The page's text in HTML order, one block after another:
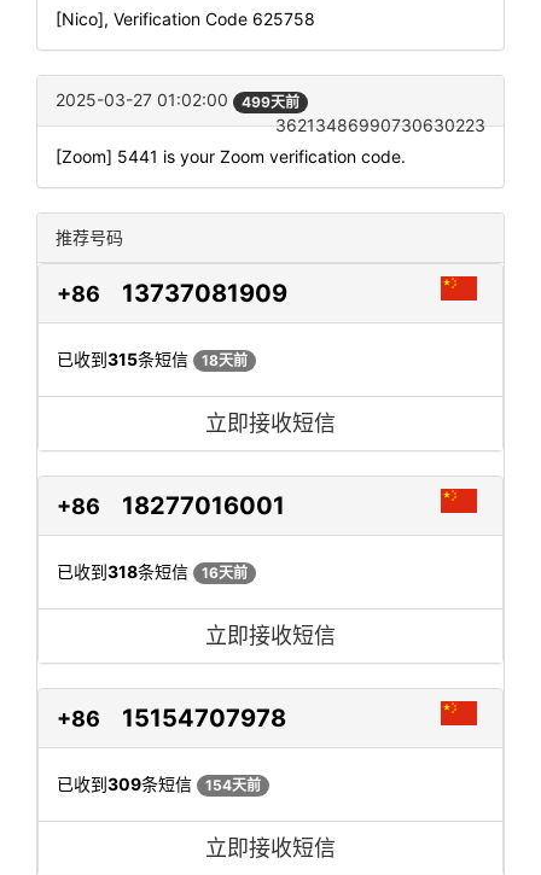
[Nico], Verification Code 625758
2025-03-27 01:02:00 499天前
36213486990730630223
[Zoom] 5441 is your Zoom verification code.
推荐号码
+86 13737081909
已收到315条短信 18天前
立即接收短信
+86 18277016001
已收到318条短信 16天前
立即接收短信
+86 15154707978
已收到309条短信 154天前
立即接收短信